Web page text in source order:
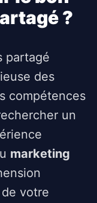
?
partagé
des
compétences
un
marketing
votre